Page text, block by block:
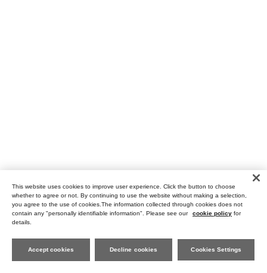
This website uses cookies to improve user experience. Click the button to choose
whether to agree or not. By continuing to use the website without making a selection,
you agree to the use of cookies.The information collected through cookies does not
contain any "personally identifiable information". Please see our
cookie policy for
details.
Cookies Settings
Decline cookies
Accept cookies